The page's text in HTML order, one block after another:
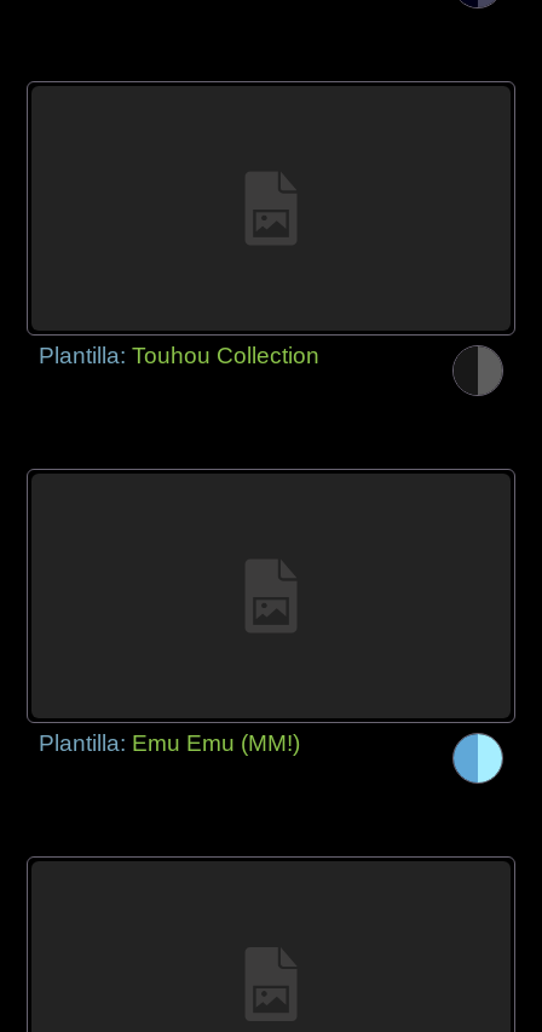
Plantilla:Touhou Collection
Plantilla: Emu Emu (MM!)